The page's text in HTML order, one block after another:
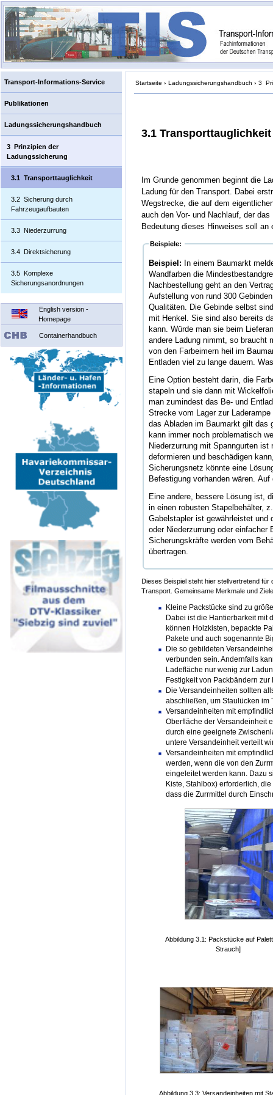
Transport-Informations-Service
Publikationen
Ladungssicherungshandbuch
3 Prinzipien der
Ladungssicherung
3.1 Transporttauglichkeit
3.2 Sicherung durch
Fahrzeugaufbauten
3.3 Niederzurrung
3.4 Direktsicherung
3.5 Komplexe
Sicherungsanordnungen
English version -
Homepage
Containerhandbuch
Startseite › Ladungssicherungshandbuch › 3
3.1 Transporttauglichkeit
Im Grunde genommen beginnt die
Ladung für den Transport. Dabei
Wegstrecke, die auf dem
auch den Vor- und Nachlauf, der
Bedeutung dieses Hinweises soll
Beispiele:
Beispiel: In einem Baumarkt
Wandfarben die
Nachbestellung geht an den
Aufstellung von rund 300
Qualitäten. Die Gebinde selbst
mit Henkel. Sie sind also bereits
kann. Würde man sie beim
andere Ladung nimmt, so braucht
von den Farbeimern heil im
Entladen viel zu lange dauern.
Eine Option besteht darin, die
stapeln und sie dann mit
man zumindest das Be- und
Strecke vom Lager zur
das Abladen im Baumarkt gilt das
kann immer noch problematisch
Niederzurrung mit Spanngurten
deformieren und beschädigen
Sicherungsnetz könnte eine
Befestigung vorhanden wären.
Eine andere, bessere Lösung ist,
in einen robusten Stapelbehälter,
Gabelstapler ist gewährleistet und
oder Niederzurrung oder
Sicherungskräfte werden vom
übertragen.
Dieses Beispiel steht hier stellvertretend für
Transport. Gemeinsame Merkmale und
Kleine Packstücke sind zu
Dabei ist die Hantierbarkeit mit
können Holzkisten, bepackte
Pakete und auch sogenannte
Die so gebildeten
verbunden sein. Andernfalls
Ladefläche nur wenig zur
Festigkeit von Packbändern
Die Versandeinheiten sollten
abschließen, um Staulücken im
Versandeinheiten mit
Oberfläche der Versandeinheit
durch eine geeignete
untere Versandeinheit verteilt
Versandeinheiten mit
werden, wenn die von den
eingeleitet werden kann. Dazu
Kiste, Stahlbox) erforderlich,
dass die Zurrmittel durch
Abbildung 3.1: Packstücke auf
Strauch]
Abbildung 3.3: Versandeinheiten mit